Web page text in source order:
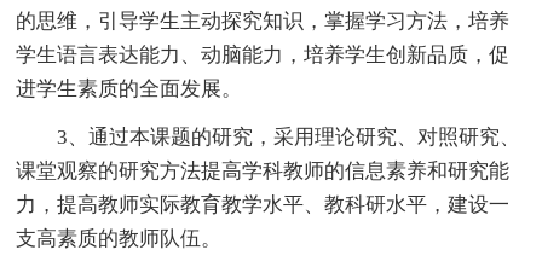
的思维，引导学生主动探究知识，掌握学习方法，培养
学生语言表达能力、动脑能力，培养学生创新品质，促
进学生素质的全面发展。
3、通过本课题的研究，采用理论研究、对照研究、
课堂观察的研究方法提高学科教师的信息素养和研究能
力，提高教师实际教育教学水平、教科研水平，建设一
支高素质的教师队伍。